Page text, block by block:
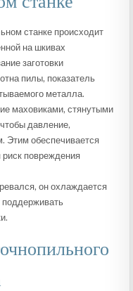
станке происходит
на шкивах
заготовки
пилы, показатель
металла.
маховиками, стянутыми
давление,
Этим обеспечивается
риск повреждения
он охлаждается
поддерживать